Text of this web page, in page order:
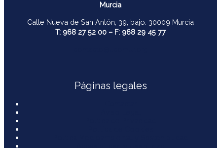
Murcia
Calle Nueva de San Antón, 39, bajo. 30009 Murcia
T: 968 27 52 00 – F: 968 29 45 77
Páginas legales